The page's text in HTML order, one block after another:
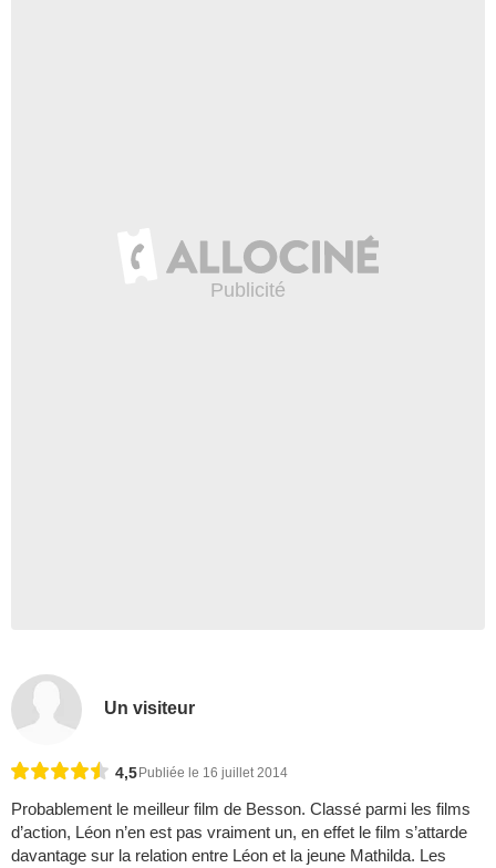
Un visiteur
4,5 Publiée le 16 juillet 2014
Probablement le meilleur film de Besson. Classé parmi les films
d’action, Léon n’en est pas vraiment un, en effet le film s’attarde
davantage sur la relation entre Léon et la jeune Mathilda. Les